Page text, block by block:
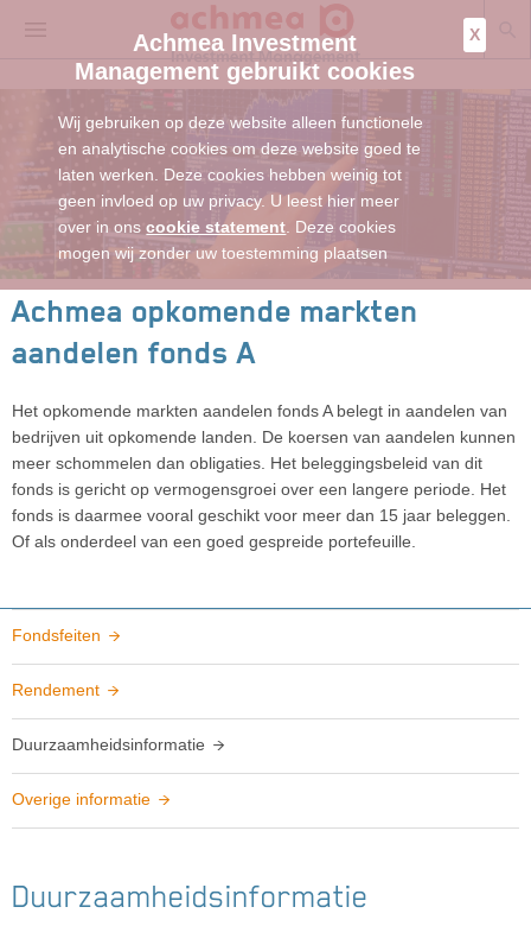
Achmea Investment
Management gebruikt cookies
Wij gebruiken op deze website alleen functionele
en analytische cookies om deze website goed te
laten werken. Deze cookies hebben weinig tot
geen invloed op uw privacy. U leest hier meer
over in onscookie statement . Deze cookies
mogen wij zonder uw toestemming plaatsen
X
Achmea opkomende markten
aandelen fonds A
Het opkomende markten aandelen fonds A belegt in aandelen van
bedrijven uit opkomende landen. De koersen van aandelen kunnen
meer schommelen dan obligaties. Het beleggingsbeleid van dit
fonds is gericht op vermogensgroei over een langere periode. Het
fonds is daarmee vooral geschikt voor meer dan 15 jaar beleggen.
Of als onderdeel van een goed gespreide portefeuille.
Fondsfeiten
Rendement
Duurzaamheidsinformatie
Overige informatie
Duurzaamheidsinformatie